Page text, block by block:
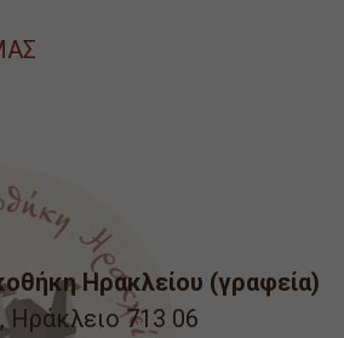
Ηρακλείου (γραφεία)
713 06